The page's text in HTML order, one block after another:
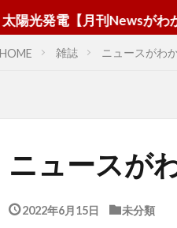
月刊Newsがわかる９月号】
HOME 雑誌 ニュースがわ
ニュースが
2022年6月15日 未分類